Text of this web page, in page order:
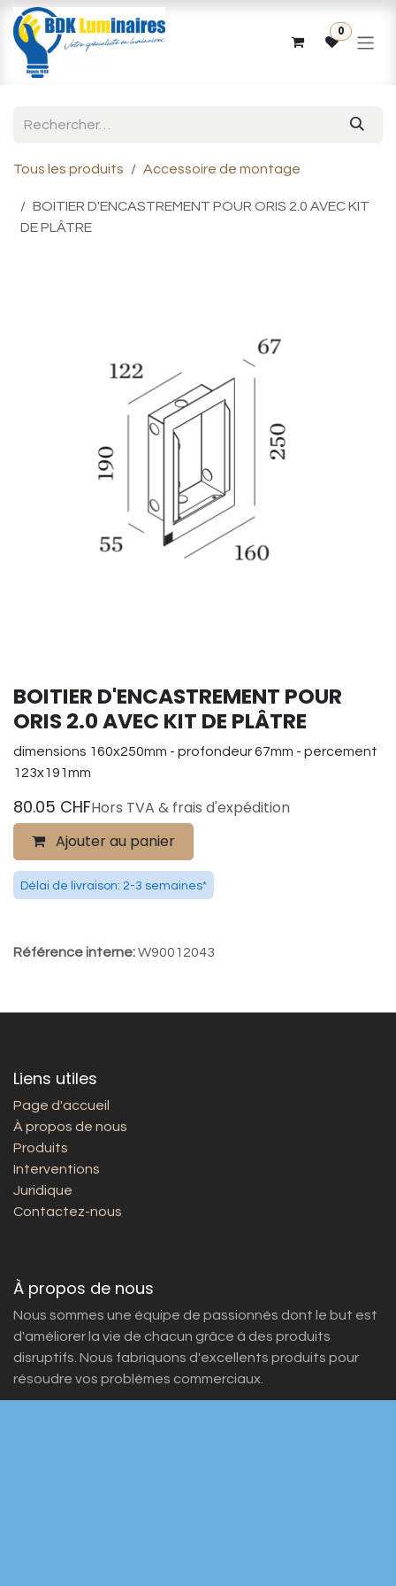
Se rendre au contenu
0
Tous les produits Accessoire de montage
BOITIER D'ENCASTREMENT POUR ORIS 2.0 AVEC KIT
DE PLÂTRE
BOITIER D'ENCASTREMENT POUR
ORIS 2.0 AVEC KIT DE PLÂTRE
dimensions 160x250mm - profondeur 67mm - percement
123x191mm
80.05 CHFHors TVA & frais d'expédition
Ajouter au panier
Délai de livraison: 2-3 semaines*
Référence interne:W90012043
Liens utiles
Page d'accueil
À propos de nous
Produits
Interventions
Juridique
Contactez-nous
À propos de nous
Nous sommes une équipe de passionnés dont le but est
d'améliorer la vie de chacun grâce à des produits
disruptifs. Nous fabriquons d'excellents produits pour
résoudre vos problèmes commerciaux.